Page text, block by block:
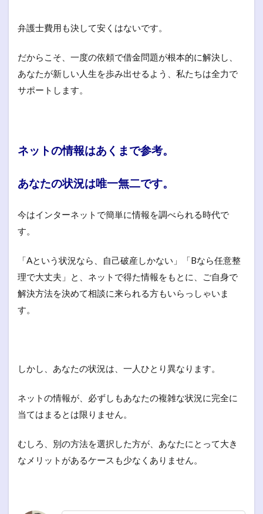
弁護士費用も決して安くはないです。
だからこそ、一度の依頼で借金問題が根本的に解決し、
あなたが新しい人生を歩み出せるよう、私たちは全力で
サポートします。
ネットの情報はあくまで参考。
あなたの状況は唯一無二です。
今はインターネットで簡単に情報を調べられる時代で
す。
「Aという状況なら、自己破産しかない」「Bなら任意整
理で大丈夫」と、ネットで得た情報をもとに、ご自身で
解決方法を決めて相談に来られる方もいらっしゃいま
す。
しかし、あなたの状況は、一人ひとり異なります。
ネットの情報が、必ずしもあなたの複雑な状況に完全に
当てはまるとは限りません。
むしろ、別の方法を選択した方が、あなたにとって大き
なメリットがあるケースも少なくありません。